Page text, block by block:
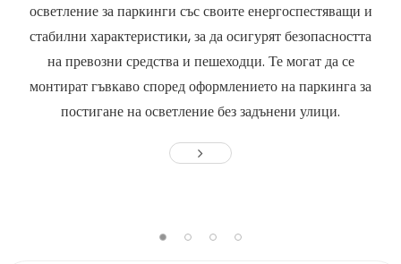
осветление за паркинги със своите енергоспестяващи и
стабилни характеристики, за да осигурят безопасността
на превозни средства и пешеходци. Те могат да се
монтират гъвкаво според оформлението на паркинга за
постигане на осветление без задънени улици.